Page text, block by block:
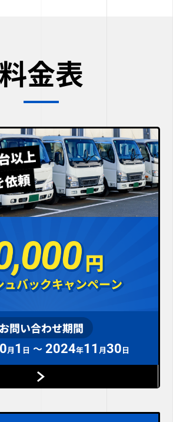
料金表
ュバックキャンペーン
ュバックキャンペーン
お問い合わせ期間
月1 日 ～ 2024年11 月30日